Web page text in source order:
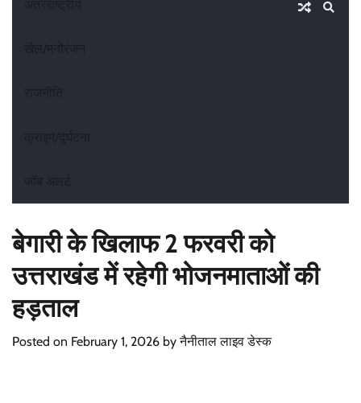
अंतरराष्ट्रीय
खेल/मनोरंजन
राजनीति
क्राइम/दुर्घटना
जॉब अलर्ट
बेगारी के खिलाफ 2 फरवरी को
उत्तराखंड में रहेगी भोजनमाताओं की
हड़ताल
Posted on February 1, 2026 byनैनीताल लाइव डेस्क